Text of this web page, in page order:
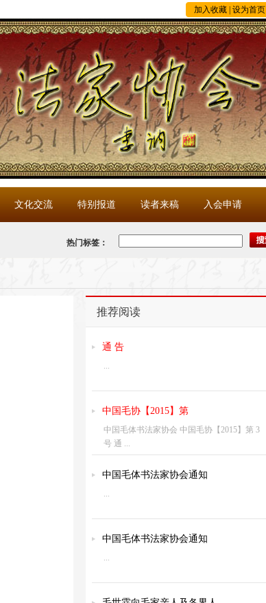
加入收藏 设为首页
文化交流 特别报道 读者来稿 入会申请
热门标签：
推荐阅读
通 告
...
中国毛协【2015】第
中国毛体书法家协会 中国毛协【2015】第 3
号 通 ...
中国毛体书法家协会通知
...
中国毛体书法家协会通知
...